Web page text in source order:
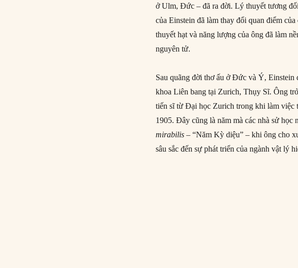
ở Ulm, Đức – đã ra đời. Lý thuyết tương
của Einstein đã làm thay đổi quan điểm
thuyết hạt và năng lượng của ông đã làm
nguyên tử.
Sau quãng đời thơ ấu ở Đức và Ý, Einstein
khoa Liên bang tại Zurich, Thụy Sĩ. Ông
tiến sĩ từ Đại học Zurich trong khi làm việc
1905. Đây cũng là năm mà các nhà sử
mirabilis– “Năm Kỳ diệu” – khi ông cho
sâu sắc đến sự phát triển của ngành vật lý